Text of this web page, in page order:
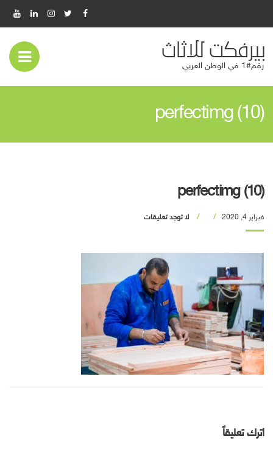
بيرفكت للاثاث
رقم#1 في الوطن العربي
perfectimg (10)
perfectimg (10)
فبراير 4, 2020 لا توجد تعليقات
اترك تعليقاً